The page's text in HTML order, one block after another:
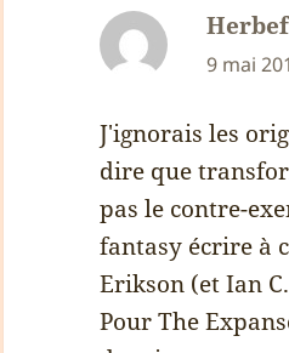
9 mai
J'ignorais les
dire que
pas le contre-
fantasy écrire à
Erikson (et Ian
Pour The